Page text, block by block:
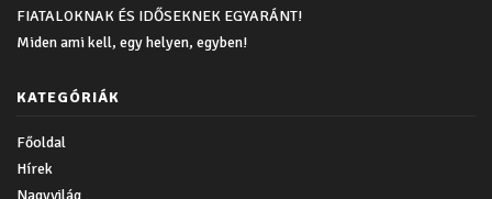
FIATALOKNAK ÉS IDŐSEKNEK EGYARÁNT!
Miden ami kell, egy helyen, egyben!
KATEGÓRIÁK
Főoldal
Hírek
Nagyvilág